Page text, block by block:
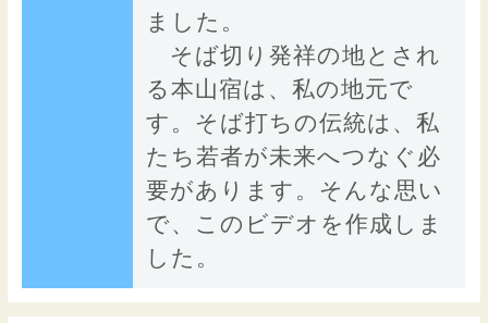
ました。
そば切り発祥の地とされ
る本山宿は、私の地元で
す。そば打ちの伝統は、私
たち若者が未来へつなぐ必
要があります。そんな思い
で、このビデオを作成しま
した。